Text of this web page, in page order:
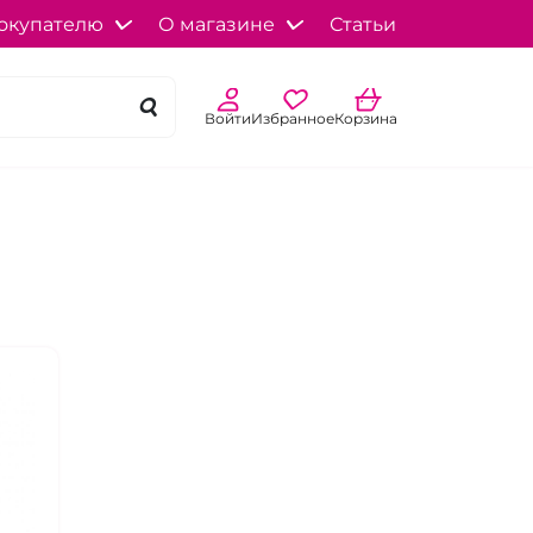
О магазине Статьи
ВойтиИзбранноеКорзина